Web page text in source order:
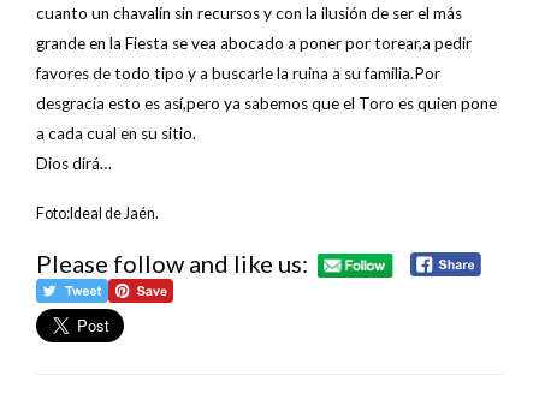
cuanto un chavalín sin recursos y con la ilusión de ser el más
grande en la Fiesta se vea abocado a poner por torear,a pedir
favores de todo tipo y a buscarle la ruina a su familia.Por
desgracia esto es así,pero ya sabemos que el Toro es quien pone
a cada cual en su sitio.
Dios dirá…
Foto:Ideal de Jaén.
Please follow and like us: